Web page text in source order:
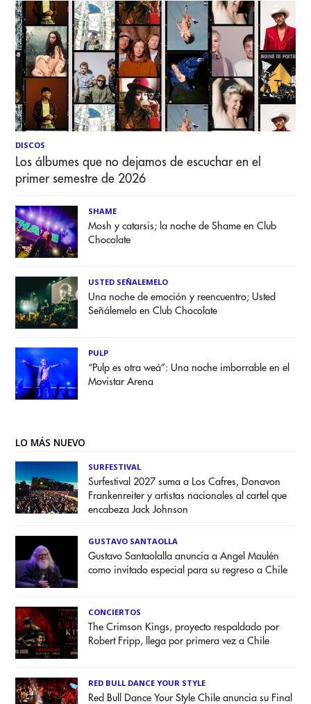
DISCOS
Los álbumes que no dejamos de escuchar en el
primer semestre de 2026
SHAME
Mosh y catarsis; la noche de Shame en Club
Chocolate
USTED SEÑALEMELO
Una noche de emoción y reencuentro; Usted
Señálemelo en Club Chocolate
PULP
“Pulp es otra weá”: Una noche imborrable en el
Movistar Arena
LO MÁS NUEVO
SURFESTIVAL
Surfestival 2027 suma a Los Cafres, Donavon
Frankenreiter y artistas nacionales al cartel que
encabeza Jack Johnson
GUSTAVO SANTAOLLA
Gustavo Santaolalla anuncia a Angel Maulén
como invitado especial para su regreso a Chile
CONCIERTOS
The Crimson Kings, proyecto respaldado por
Robert Fripp, llega por primera vez a Chile
RED BULL DANCE YOUR STYLE
Red Bull Dance Your Style Chile anuncia su Final